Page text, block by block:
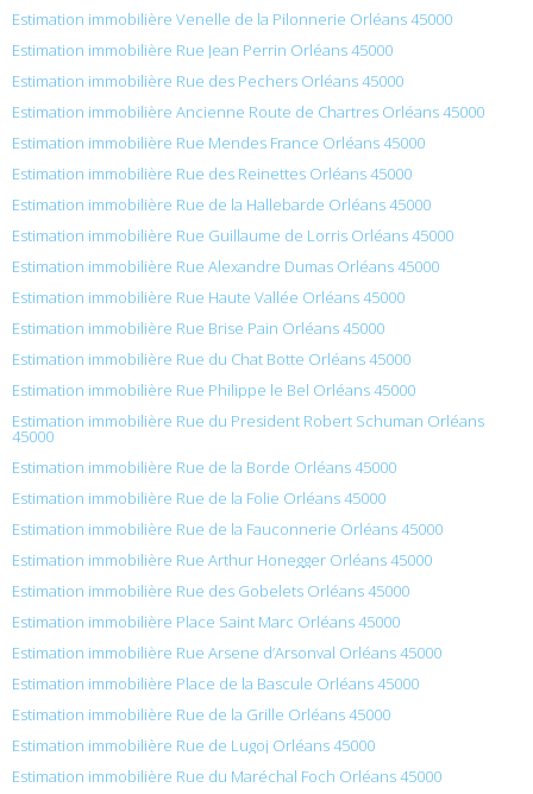
Estimation immobilière Venelle de la Pilonnerie Orléans 45000
Estimation immobilière Rue Jean Perrin Orléans 45000
Estimation immobilière Rue des Pechers Orléans 45000
Estimation immobilière Ancienne Route de Chartres Orléans 45000
Estimation immobilière Rue Mendes France Orléans 45000
Estimation immobilière Rue des Reinettes Orléans 45000
Estimation immobilière Rue de la Hallebarde Orléans 45000
Estimation immobilière Rue Guillaume de Lorris Orléans 45000
Estimation immobilière Rue Alexandre Dumas Orléans 45000
Estimation immobilière Rue Haute Vallée Orléans 45000
Estimation immobilière Rue Brise Pain Orléans 45000
Estimation immobilière Rue du Chat Botte Orléans 45000
Estimation immobilière Rue Philippe le Bel Orléans 45000
Estimation immobilière Rue du President Robert Schuman Orléans
45000
Estimation immobilière Rue de la Borde Orléans 45000
Estimation immobilière Rue de la Folie Orléans 45000
Estimation immobilière Rue de la Fauconnerie Orléans 45000
Estimation immobilière Rue Arthur Honegger Orléans 45000
Estimation immobilière Rue des Gobelets Orléans 45000
Estimation immobilière Place Saint Marc Orléans 45000
Estimation immobilière Rue Arsene d’Arsonval Orléans 45000
Estimation immobilière Place de la Bascule Orléans 45000
Estimation immobilière Rue de la Grille Orléans 45000
Estimation immobilière Rue de Lugoj Orléans 45000
Estimation immobilière Rue du Maréchal Foch Orléans 45000